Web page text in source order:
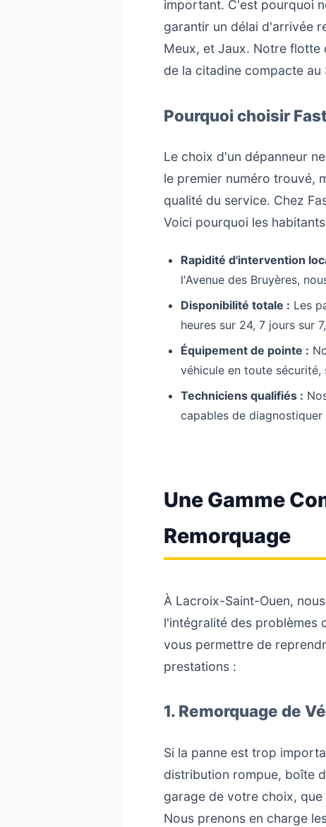
important. C'est pourquoi
garantir un délai d'arrivée
Meux, et Jaux. Notre flotte
de la citadine compacte
Pourquoi choisir
Le choix d'un dépanneur
le premier numéro trouvé,
qualité du service. Chez
Voici pourquoi les
Rapidité d'intervention
l'Avenue des Bruyères,
Disponibilité totale : Les
heures sur 24, 7 jours sur
Équipement de pointe :
véhicule en toute sécurité,
Techniciens qualifiés :
capables de
Une Gamme
Remorquage
À Lacroix-Saint-Ouen,
l'intégralité des problèmes
vous permettre de
prestations :
1. Remorquage de
Si la panne est trop
distribution rompue, boîte
garage de votre choix,
Nous prenons en charge